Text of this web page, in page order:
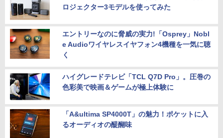
ロジェクター3モデルを使ってみた
エントリーなのに脅威の実力!「Osprey」Nobl
e Audioワイヤレスイヤフォン4機種を一気に聴
く
ハイグレードテレビ「TCL Q7D Pro」。圧巻の
色彩美で映画＆ゲームが極上体験に
「A&ultima SP4000T」の魅力！ポケットに入
るオーディオの醍醐味